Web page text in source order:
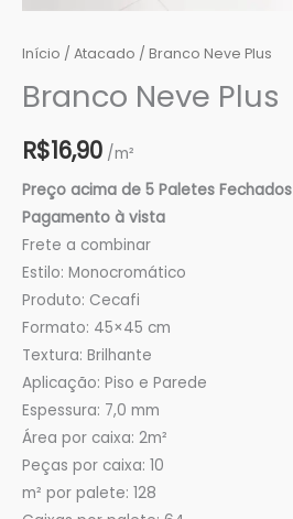
Início / Atacado / Branco Neve Plus
Branco Neve Plus
R$16,90 /m²
Preço acima de 5 Paletes Fechados
Pagamento à vista
Frete a combinar
Estilo: Monocromático
Produto: Cecafi
Formato: 45×45 cm
Textura: Brilhante
Aplicação: Piso e Parede
Espessura: 7,0 mm
Área por caixa: 2m²
Peças por caixa: 10
m² por palete: 128